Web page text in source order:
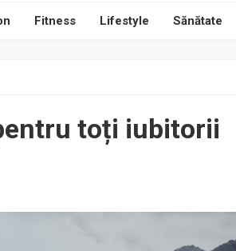
Fitness Lifestyle Sănătate
toți iubitorii